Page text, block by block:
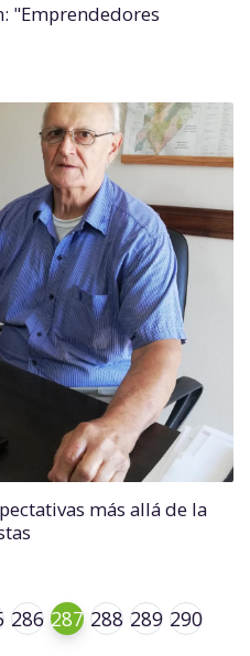
"Emprendedores
más allá de la
286 287 288 289 290